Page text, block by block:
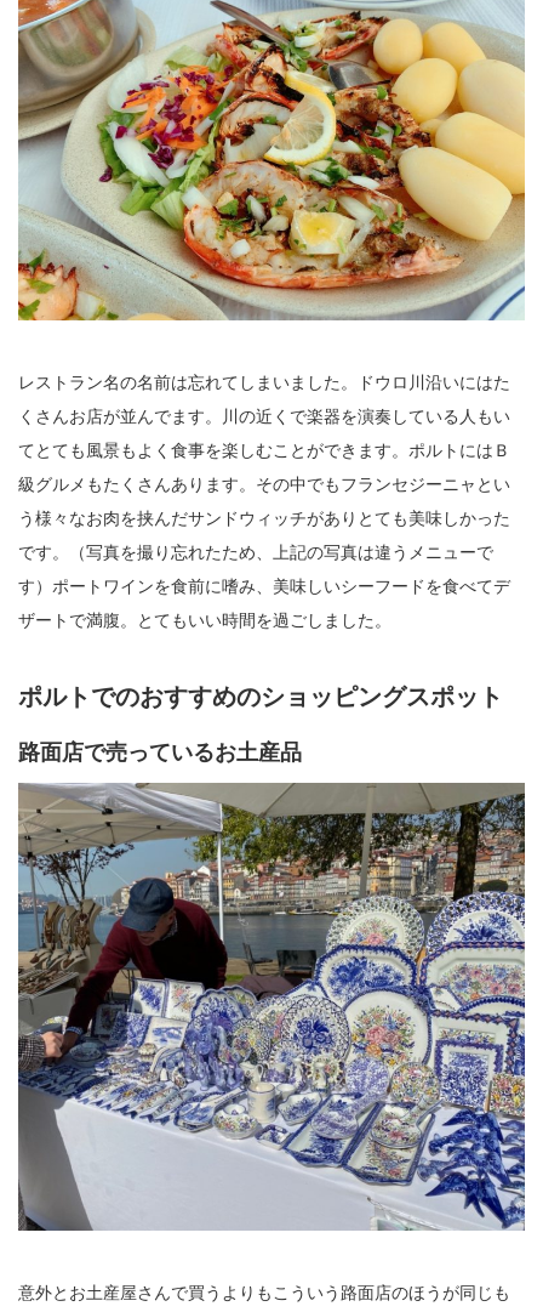
レストラン名の名前は忘れてしまいました。ドウロ川沿いにはた
くさんお店が並んでます。川の近くで楽器を演奏している人もい
てとても風景もよく食事を楽しむことができます。ポルトにはＢ
級グルメもたくさんあります。その中でもフランセジーニャとい
う様々なお肉を挟んだサンドウィッチがありとても美味しかった
です。（写真を撮り忘れたため、上記の写真は違うメニューで
す）ポートワインを食前に嗜み、美味しいシーフードを食べてデ
ザートで満腹。とてもいい時間を過ごしました。
ポルトでのおすすめのショッピングスポット
路面店で売っているお土産品
意外とお土産屋さんで買うよりもこういう路面店のほうが同じも